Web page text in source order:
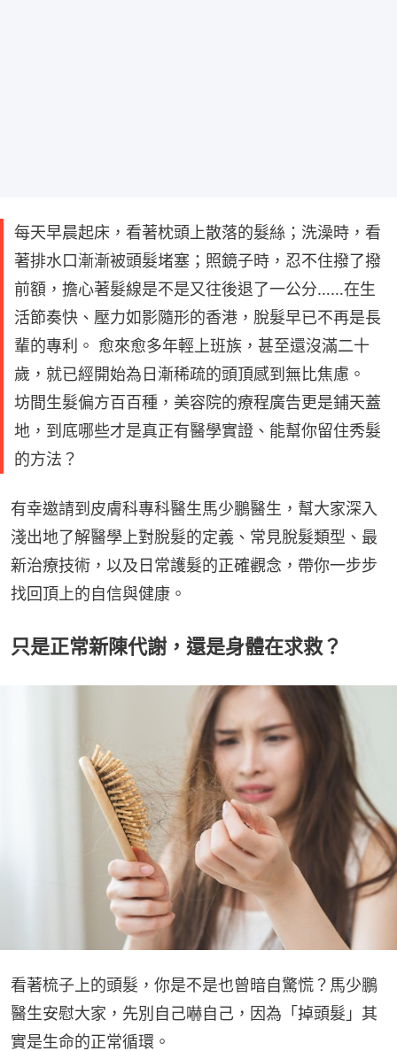
每天早晨起床，看著枕頭上散落的髮絲；洗澡時，看
著排水口漸漸被頭髮堵塞；照鏡子時，忍不住撥了撥
前額，擔心著髮線是不是又往後退了一公分……在生
活節奏快、壓力如影隨形的香港，脫髮早已不再是長
輩的專利。 愈來愈多年輕上班族，甚至還沒滿二十
歲，就已經開始為日漸稀疏的頭頂感到無比焦慮。
坊間生髮偏方百百種，美容院的療程廣告更是鋪天蓋
地，到底哪些才是真正有醫學實證、能幫你留住秀髮
的方法？
有幸邀請到皮膚科專科醫生馬少鵬醫生，幫大家深入
淺出地了解醫學上對脫髮的定義、常見脫髮類型、最
新治療技術，以及日常護髮的正確觀念，帶你一步步
找回頂上的自信與健康。
只是正常新陳代謝，還是身體在求救？
看著梳子上的頭髮，你是不是也曾暗自驚慌？馬少鵬
醫生安慰大家，先別自己嚇自己，因為「掉頭髮」其
實是生命的正常循環。